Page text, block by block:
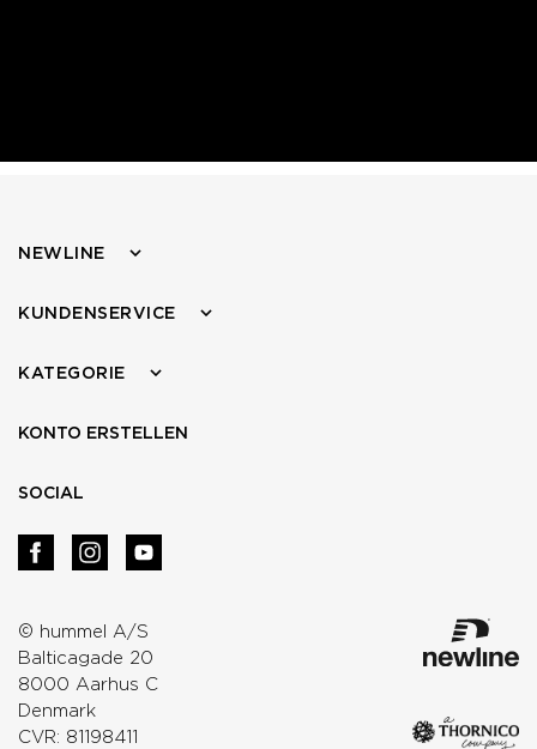
© hummel A/S
Balticagade 20
8000 Aarhus C
Denmark
CVR: 81198411
NEWLINE
KUNDENSERVICE
KATEGORIE
KONTO ERSTELLEN
SOCIAL